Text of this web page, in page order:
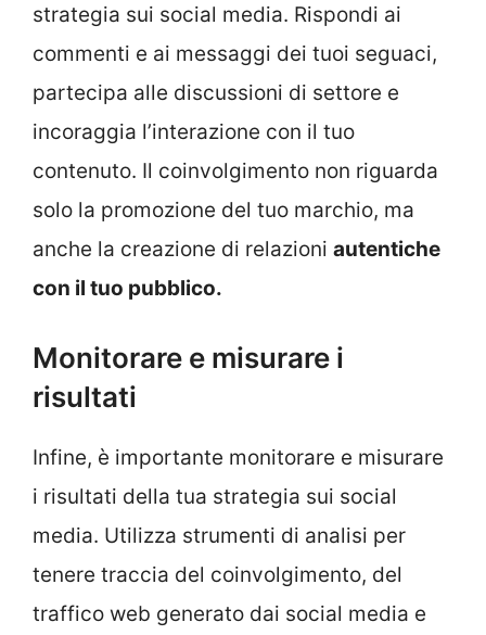
strategia sui social media. Rispondi ai
commenti e ai messaggi dei tuoi seguaci,
partecipa alle discussioni di settore e
incoraggia l’interazione con il tuo
contenuto. Il coinvolgimento non riguarda
solo la promozione del tuo marchio, ma
anche la creazione di relazioni autentiche
con il tuo pubblico.
Monitorare e misurare i
risultati
Infine, è importante monitorare e misurare
i risultati della tua strategia sui social
media. Utilizza strumenti di analisi per
tenere traccia del coinvolgimento, del
traffico web generato dai social media e